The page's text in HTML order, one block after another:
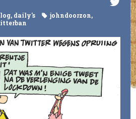
, daily's johndoorzon,